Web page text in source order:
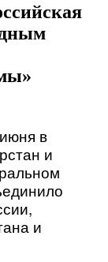
в
и
и